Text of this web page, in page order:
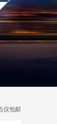
仪包邮